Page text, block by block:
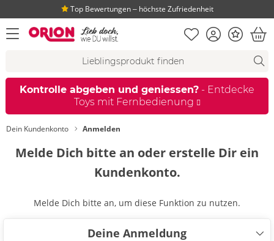
Top Bewertungen ‒ höchste Zufriedenheit
Menü öffnen Merkliste
KontoBonus
Kontrolle abgeben und geniessen? - Entdecke
Toys mit Fernbedienung
Dein Kundenkonto Anmelden
Melde Dich bitte an oder erstelle Dir ein
Kundenkonto.
Melde Dich bitte an, um diese Funktion zu nutzen.
Deine Anmeldung